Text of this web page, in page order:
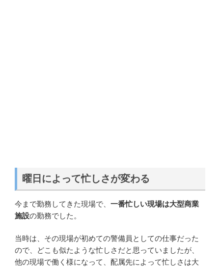
曜日によって忙しさが変わる
今まで勤務してきた現場で、 一番忙しい現場は大型商業
施設の勤務でした。
当時は、その現場が初めての警備員としての仕事だった
ので、どこも似たような忙しさだと思っていましたが、
他の現場で働く様になって、配属先によって忙しさは大